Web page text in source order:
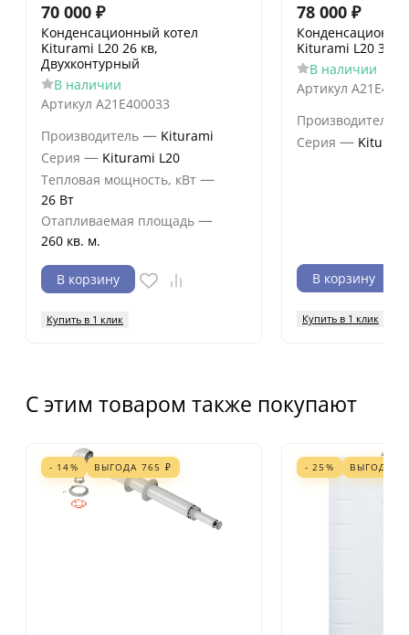
70 000 ₽
Конденсационный котел
Kiturami L20 26 кв,
Двухконтурный
В наличии
Артикул A21E400033
Производитель — Kiturami
Серия — Kiturami L20
Тепловая мощность, кВт —
26 Вт
Отапливаемая площадь —
260 кв. м.
В корзину
Купить в 1 клик
78 000 ₽
Kiturami L20 31
В наличии
Артикул
Производитель
Серия —
В корзину
Купить в 1 клик
С этим товаром также покупают
- 14% ВЫГОДА 765 ₽ - 25% ВЫГОДА